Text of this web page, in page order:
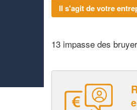
Il s'agit de votre
13 impasse des